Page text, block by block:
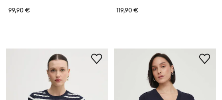
99,90 €
119,90 €